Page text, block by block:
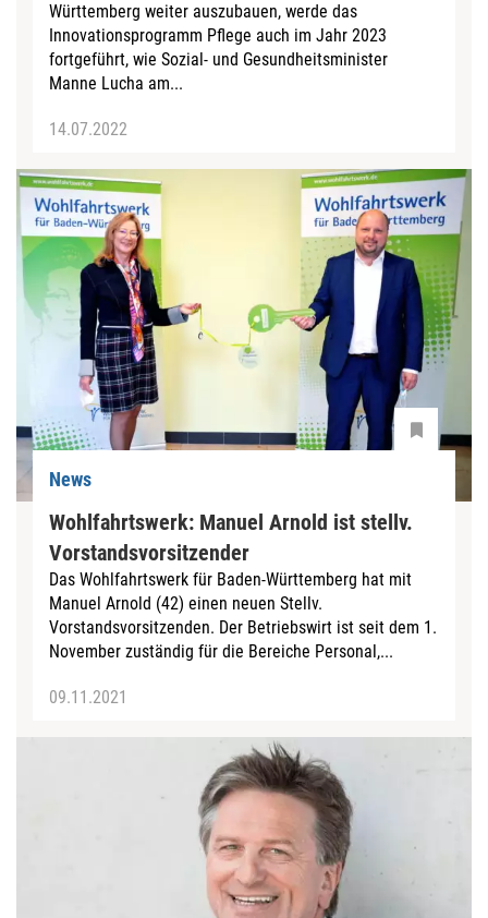
Württemberg weiter auszubauen, werde das
Innovationsprogramm Pflege auch im Jahr 2023
fortgeführt, wie Sozial- und Gesundheitsminister
Manne Lucha am...
14.07.2022
News
Wohlfahrtswerk: Manuel Arnold ist stellv.
Vorstandsvorsitzender
Das Wohlfahrtswerk für Baden-Württemberg hat mit
Manuel Arnold (42) einen neuen Stellv.
Vorstandsvorsitzenden. Der Betriebswirt ist seit dem 1.
November zuständig für die Bereiche Personal,...
09.11.2021